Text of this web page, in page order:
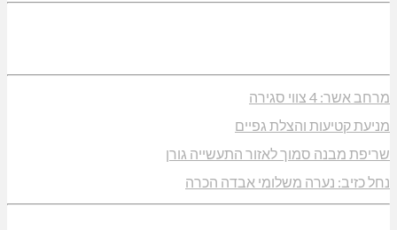
מרחב אשר: 4 צווי סגירה
מניעת קטיעות והצלת גפיים
שריפת מבנה סמוך לאזור התעשייה גורן
נחל כזיב: נערה משלומי אבדה הכרה